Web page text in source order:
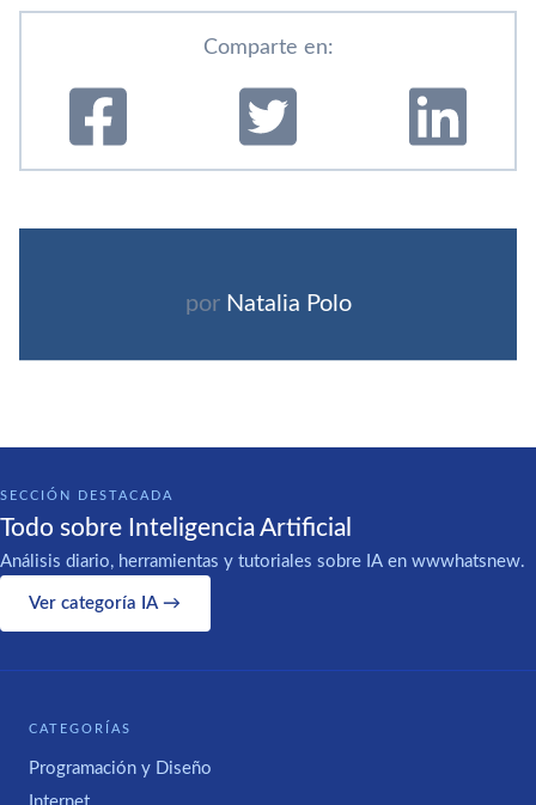
Comparte en:
por Natalia Polo
SECCIÓN DESTACADA
Todo sobre Inteligencia Artificial
Análisis diario, herramientas y tutoriales sobre IA en wwwhatsnew.
Ver categoría IA →
CATEGORÍAS
Programación y Diseño